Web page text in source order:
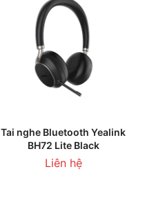
Tai nghe Bluetooth Yealink
BH72 Lite Black
Liên hệ